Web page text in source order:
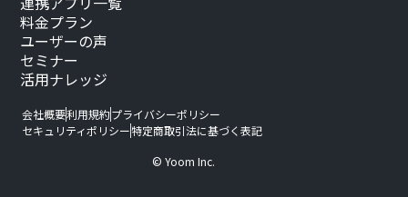
料金プラン
ユーザーの声
セミナー
活用ナレッジ
会社概要利用規約プライバシーポリシー
セキュリティポリシー特定商取引法に基づく表記
© Yoom Inc.